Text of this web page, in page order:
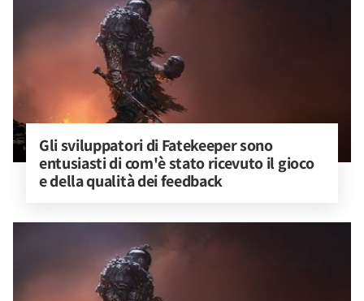
Gli sviluppatori di Fatekeeper sono
entusiasti di com'è stato ricevuto il gioco
e della qualità dei feedback